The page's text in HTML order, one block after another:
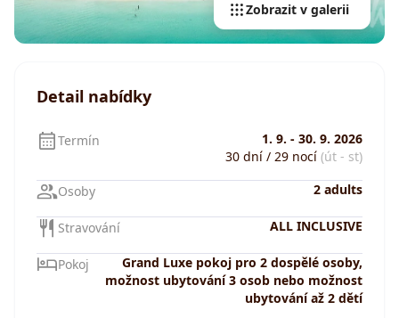
Zobrazit v galerii
Detail nabídky
Termín 1. 9. - 30. 9. 2026
30 dní / 29 nocí (út - st)
Osoby 2 adults
Stravování ALL INCLUSIVE
Pokoj
Grand Luxe pokoj pro 2 dospělé osoby,
možnost ubytování 3 osob nebo možnost
ubytování až 2 dětí